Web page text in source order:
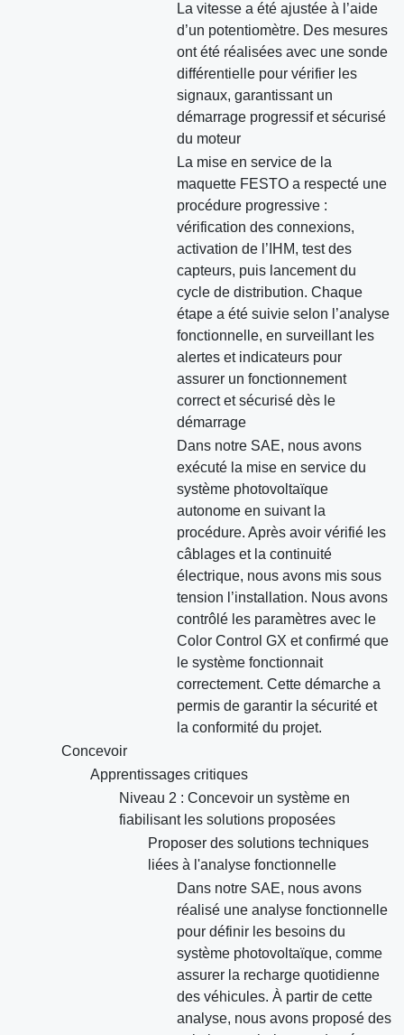
La vitesse a été ajustée à l’aide
d’un potentiomètre. Des mesures
ont été réalisées avec une sonde
différentielle pour vérifier les
signaux, garantissant un
démarrage progressif et sécurisé
du moteur
La mise en service de la
maquette FESTO a respecté une
procédure progressive :
vérification des connexions,
activation de l’IHM, test des
capteurs, puis lancement du
cycle de distribution. Chaque
étape a été suivie selon l’analyse
fonctionnelle, en surveillant les
alertes et indicateurs pour
assurer un fonctionnement
correct et sécurisé dès le
démarrage
Dans notre SAE, nous avons
exécuté la mise en service du
système photovoltaïque
autonome en suivant la
procédure. Après avoir vérifié les
câblages et la continuité
électrique, nous avons mis sous
tension l’installation. Nous avons
contrôlé les paramètres avec le
Color Control GX et confirmé que
le système fonctionnait
correctement. Cette démarche a
permis de garantir la sécurité et
la conformité du projet.
Concevoir
Apprentissages critiques
Niveau 2 : Concevoir un système en
fiabilisant les solutions proposées
Proposer des solutions techniques
liées à l'analyse fonctionnelle
Dans notre SAE, nous avons
réalisé une analyse fonctionnelle
pour définir les besoins du
système photovoltaïque, comme
assurer la recharge quotidienne
des véhicules. À partir de cette
analyse, nous avons proposé des